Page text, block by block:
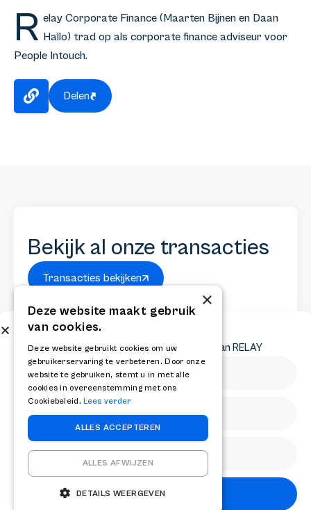
R elay Corporate Finance (Maarten Bijnen en Daan
Hallo) trad op als corporate finance adviseur voor
People Intouch.
Delen
Bekijk al onze transacties
Transacties bekijken
Abonneer op onze nieuwsbrief
×
Deze website maakt gebruik
van cookies.
Deze website gebruikt cookies om uw
gebruikerservaring te verbeteren. Door onze
website te gebruiken, stemt u in met alle
cookies in overeenstemming met ons
Cookiebeleid.Lees verder
ALLES ACCEPTEREN
ALLES AFWIJZEN
DETAILS WEERGEVEN
Ontvang het laatste nieuws en krijg updates van RELAY
Abonneren